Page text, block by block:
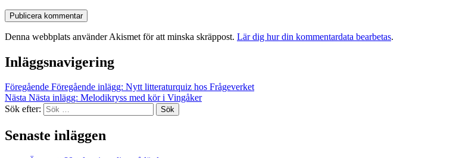
Denna webbplats använder Akismet för att minska skräppost. Lär dig hur din kommentardata bearbetas.
Inläggsnavigering
Föregående Föregående inlägg: Nytt litteraturquiz hos Frågeverket
Nästa Nästa inlägg: Melodikryss med kör i Vingåker
Sök efter:
Sök
Senaste inläggen